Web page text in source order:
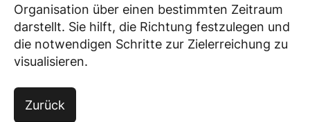
Organisation über einen bestimmten Zeitraum
darstellt. Sie hilft, die Richtung festzulegen und
die notwendigen Schritte zur Zielerreichung zu
visualisieren.
Zurück